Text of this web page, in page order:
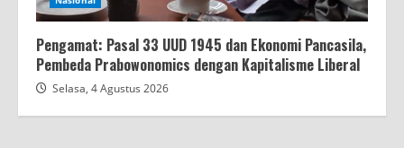
Pengamat: Pasal 33 UUD 1945 dan Ekonomi Pancasila,
Pembeda Prabowonomics dengan Kapitalisme Liberal
Selasa, 4 Agustus 2026